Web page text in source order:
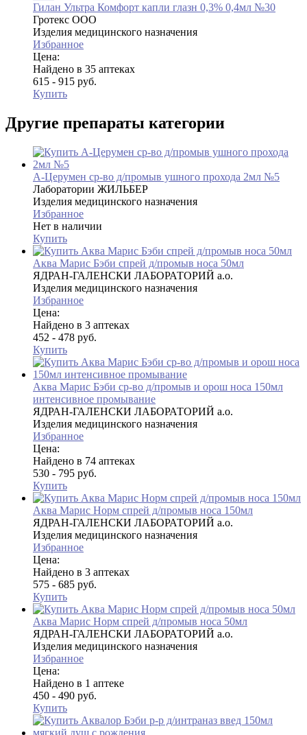
Гилан Ультра Комфорт капли глазн 0,3% 0,4мл №30
Гротекс ООО
Изделия медицинского назначения
Избранное
Цена:
Найдено в 35 аптеках
615 - 915 руб.
Купить
Другие препараты категории
А-Церумен ср-во д/промыв ушного прохода 2мл №5
Лаборатории ЖИЛЬБЕР
Изделия медицинского назначения
Избранное
Нет в наличии
Купить
Аква Марис Бэби спрей д/промыв носа 50мл
ЯДРАН-ГАЛЕНСКИ ЛАБОРАТОРИЙ а.о.
Изделия медицинского назначения
Избранное
Цена:
Найдено в 3 аптеках
452 - 478 руб.
Купить
Аква Марис Бэби ср-во д/промыв и орош носа 150мл
интенсивное промывание
ЯДРАН-ГАЛЕНСКИ ЛАБОРАТОРИЙ а.о.
Изделия медицинского назначения
Избранное
Цена:
Найдено в 74 аптеках
530 - 795 руб.
Купить
Аква Марис Норм спрей д/промыв носа 150мл
ЯДРАН-ГАЛЕНСКИ ЛАБОРАТОРИЙ а.о.
Изделия медицинского назначения
Избранное
Цена:
Найдено в 3 аптеках
575 - 685 руб.
Купить
Аква Марис Норм спрей д/промыв носа 50мл
ЯДРАН-ГАЛЕНСКИ ЛАБОРАТОРИЙ а.о.
Изделия медицинского назначения
Избранное
Цена:
Найдено в 1 аптеке
450 - 490 руб.
Купить